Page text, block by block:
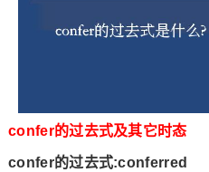
confer的过去式及其它时态
confer的过去式:conferred